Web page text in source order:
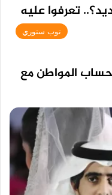
تعرفوا عليه
توب ستوري
المواطن مع